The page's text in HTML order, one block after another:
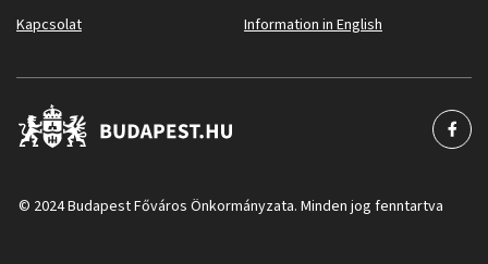
Kapcsolat Information in English
© 2024 Budapest Főváros Önkormányzata. Minden jog fenntartva